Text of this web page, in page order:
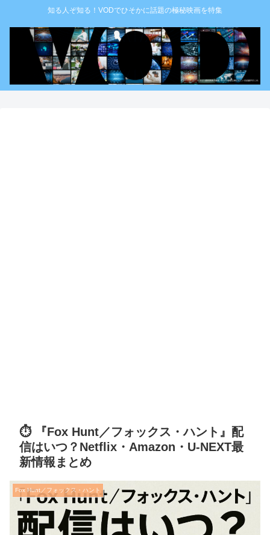
知る人ぞ知る！VODでひそかに話題の極秘映画を特集
⏱ 『Fox Hunt／フォックス・ハント』配
信はいつ？Netflix・Amazon・U-NEXT最
新情報まとめ
Fox Hunt／フォックス・ハント